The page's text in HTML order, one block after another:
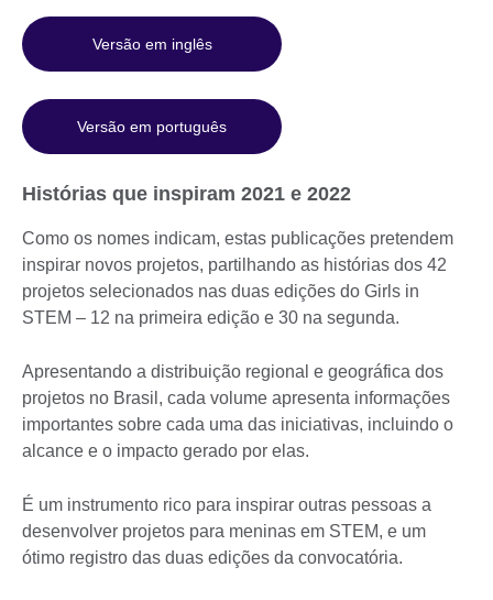
Versão em inglês
Versão em português
Histórias que inspiram 2021 e 2022
Como os nomes indicam, estas publicações pretendem
inspirar novos projetos, partilhando as histórias dos 42
projetos selecionados nas duas edições do Girls in
STEM – 12 na primeira edição e 30 na segunda.
Apresentando a distribuição regional e geográfica dos
projetos no Brasil, cada volume apresenta informações
importantes sobre cada uma das iniciativas, incluindo o
alcance e o impacto gerado por elas.
É um instrumento rico para inspirar outras pessoas a
desenvolver projetos para meninas em STEM, e um
ótimo registro das duas edições da convocatória.